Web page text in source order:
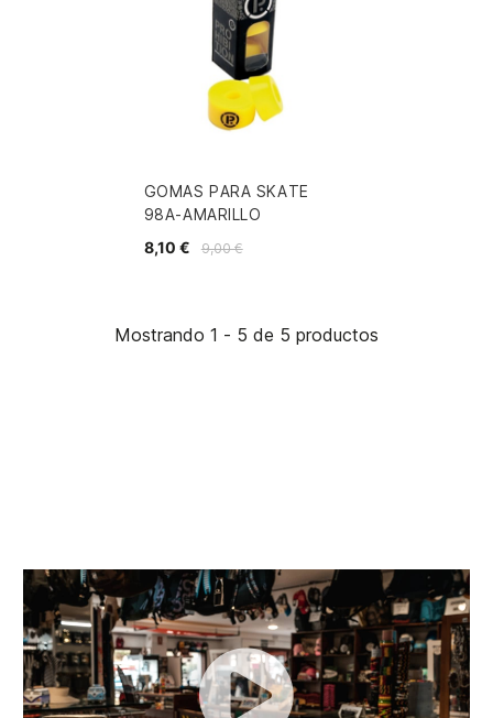
GOMAS PARA SKATE
98A-AMARILLO
9,00 €
8,10 €
Mostrando 1 - 5 de 5 productos